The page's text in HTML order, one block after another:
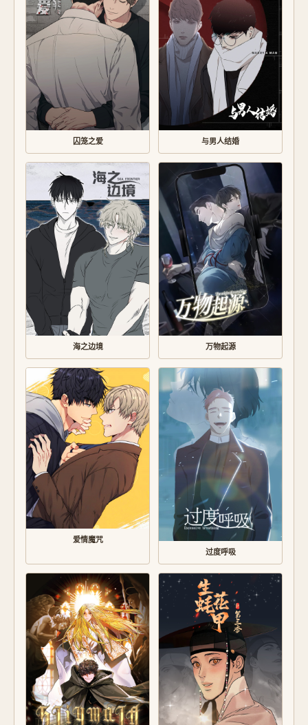
囚笼之爱 与男人结婚
海之边境 万物起源
爱情魔咒
过度呼吸